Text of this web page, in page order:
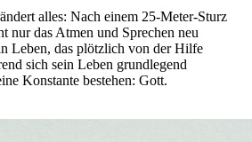
alles: Nach einem 25-Meter-Sturz
nur das Atmen und Sprechen neu
Leben, das plötzlich von der Hilfe
sich sein Leben grundlegend
Konstante bestehen: Gott.